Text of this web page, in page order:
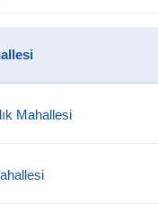
Mahallesi